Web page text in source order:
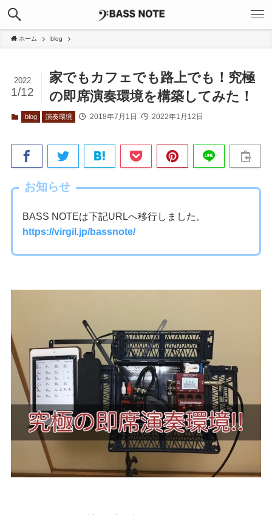
ホーム blog
家でもカフェでも路上でも！究極
の即席演奏環境を構築してみた！
2022
1/12
blog 演奏環境 2018年7月1日 2022年1月12日
お知らせ
BASS NOTEは下記URLへ移行しました。
https://virgil.jp/bassnote/